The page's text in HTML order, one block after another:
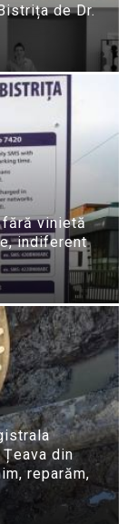
de Dr.
fără vinietă
indiferent
din
reparăm,